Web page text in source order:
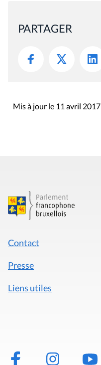
PARTAGER
Mis à jour le 11 avril 2017
Contact
Presse
Liens utiles